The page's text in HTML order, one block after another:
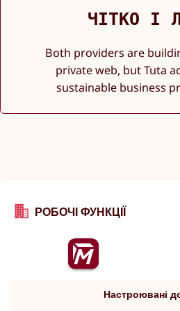
ЧІТКО І
Both providers are
private web, but Tuta
sustainable business
РОБОЧІ ФУНКЦІЇ
Настроювані